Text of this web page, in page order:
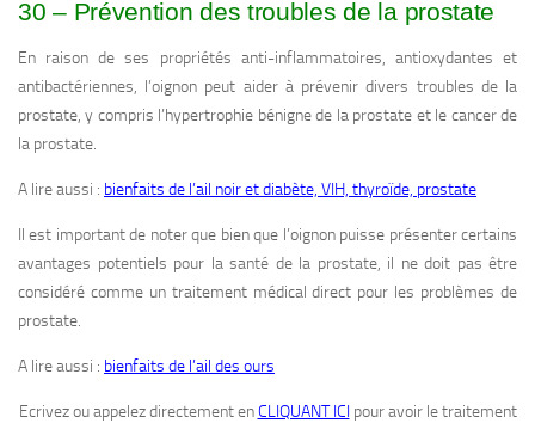
30 – Prévention des troubles de la prostate
En raison de ses propriétés anti-inflammatoires, antioxydantes et
antibactériennes, l’oignon peut aider à prévenir divers troubles de la
prostate, y compris l’hypertrophie bénigne de la prostate et le cancer de
la prostate.
A lire aussi : bienfaits de l’ail noir et diabète, VIH, thyroïde, prostate
Il est important de noter que bien que l’oignon puisse présenter certains
avantages potentiels pour la santé de la prostate, il ne doit pas être
considéré comme un traitement médical direct pour les problèmes de
prostate.
A lire aussi : bienfaits de l’ail des ours
Ecrivez ou appelez directement enCLIQUANT ICI pour avoir le traitement